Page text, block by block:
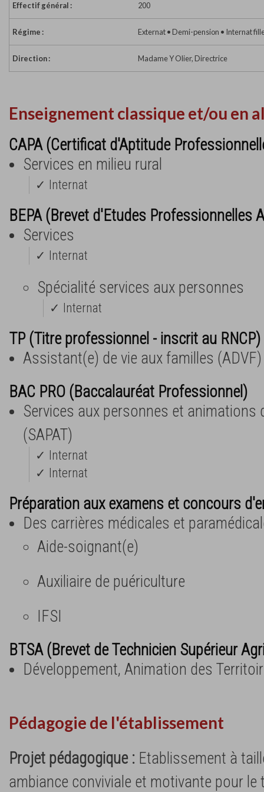
Effectif général : 200
Régime : Externat • Demi-pension • Internat
Direction : Madame Y Olier, Directrice
Enseignement classique et/ou en
CAPA (Certificat d'Aptitude
Services en milieu rural
✓ Internat
BEPA (Brevet d'Etudes Professionnelles
Services
✓ Internat
Spécialité services aux personnes
✓ Internat
TP (Titre professionnel - inscrit au RNCP)
Assistant(e) de vie aux familles (ADVF)
BAC PRO (Baccalauréat Professionnel)
Services aux personnes et animations
(SAPAT)
✓ Internat
✓ Internat
Préparation aux examens et concours
Des carrières médicales et
Aide-soignant(e)
Auxiliaire de puériculture
IFSI
BTSA (Brevet de Technicien Supérieur
Développement, Animation des
Pédagogie de l'établissement
Projet pédagogique : Etablissement à
ambiance conviviale et motivante pour le